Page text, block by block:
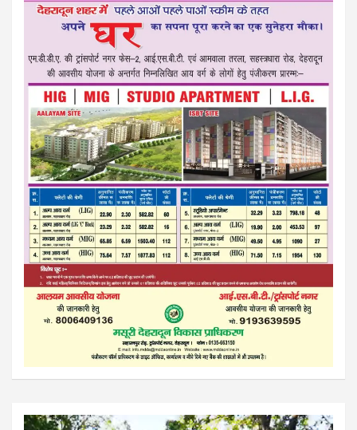
Video